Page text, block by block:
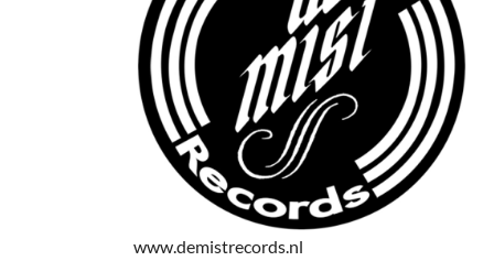
www.demistrecords.nl